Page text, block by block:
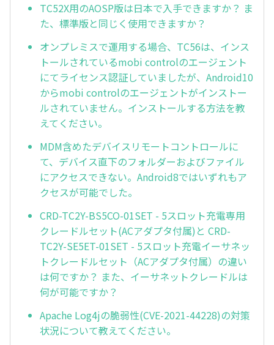
TC52X用のAOSP版は日本で入手できますか？ ま
た、標準版と同じく使用できますか？
オンプレミスで運用する場合、TC56は、インス
トールされているmobi controlのエージェント
にてライセンス認証していましたが、Android10
からmobi controlのエージェントがインストー
ルされていません。インストールする方法を教
えてください。
MDM含めたデバイスリモートコントロールに
て、デバイス直下のフォルダーおよびファイル
にアクセスできない。Android8ではいずれもア
クセスが可能でした。
CRD-TC2Y-BS5CO-01SET - 5スロット充電専用
クレードルセット(ACアダプタ付属)と CRD-
TC2Y-SE5ET-01SET - 5スロット充電イーサネッ
トクレードルセット（ACアダプタ付属）の違い
は何ですか？ また、イーサネットクレードルは
何が可能ですか？
Apache Log4jの脆弱性(CVE-2021-44228)の対策
状況について教えてください。